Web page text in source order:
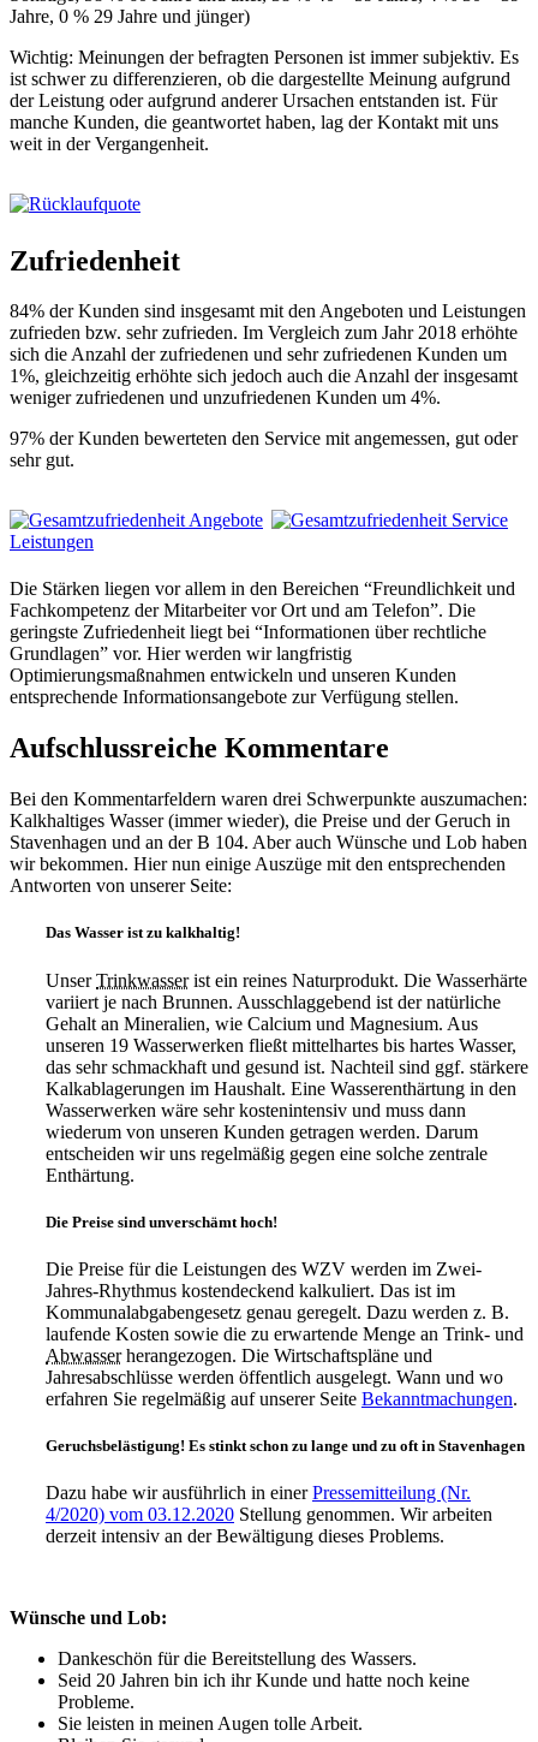
Jahre, 0 % 29 Jahre und jünger)
Wichtig: Meinungen der befragten Personen ist immer subjektiv. Es
ist schwer zu differenzieren, ob die dargestellte Meinung aufgrund
der Leistung oder aufgrund anderer Ursachen entstanden ist. Für
manche Kunden, die geantwortet haben, lag der Kontakt mit uns
weit in der Vergangenheit.
Zufriedenheit
84% der Kunden sind insgesamt mit den Angeboten und Leistungen
zufrieden bzw. sehr zufrieden. Im Vergleich zum Jahr 2018 erhöhte
sich die Anzahl der zufriedenen und sehr zufriedenen Kunden um
1%, gleichzeitig erhöhte sich jedoch auch die Anzahl der insgesamt
weniger zufriedenen und unzufriedenen Kunden um 4%.
97% der Kunden bewerteten den Service mit angemessen, gut oder
sehr gut.
Die Stärken liegen vor allem in den Bereichen “Freundlichkeit und
Fachkompetenz der Mitarbeiter vor Ort und am Telefon”. Die
geringste Zufriedenheit liegt bei “Informationen über rechtliche
Grundlagen” vor. Hier werden wir langfristig
Optimierungsmaßnahmen entwickeln und unseren Kunden
entsprechende Informationsangebote zur Verfügung stellen.
Aufschlussreiche Kommentare
Bei den Kommentarfeldern waren drei Schwerpunkte auszumachen:
Kalkhaltiges Wasser (immer wieder), die Preise und der Geruch in
Stavenhagen und an der B 104. Aber auch Wünsche und Lob haben
wir bekommen. Hier nun einige Auszüge mit den entsprechenden
Antworten von unserer Seite:
Das Wasser ist zu kalkhaltig!
UnserTrinkwasserist ein reines Naturprodukt. Die Wasserhärte
variiert je nach Brunnen. Ausschlaggebend ist der natürliche
Gehalt an Mineralien, wie Calcium und Magnesium. Aus
unseren 19 Wasserwerken fließt mittelhartes bis hartes Wasser,
das sehr schmackhaft und gesund ist. Nachteil sind ggf. stärkere
Kalkablagerungen im Haushalt. Eine Wasserenthärtung in den
Wasserwerken wäre sehr kostenintensiv und muss dann
wiederum von unseren Kunden getragen werden. Darum
entscheiden wir uns regelmäßig gegen eine solche zentrale
Enthärtung.
Die Preise sind unverschämt hoch!
Die Preise für die Leistungen des WZV werden im Zwei-
Jahres-Rhythmus kostendeckend kalkuliert. Das ist im
Kommunalabgabengesetz genau geregelt. Dazu werden z. B.
laufende Kosten sowie die zu erwartende Menge an Trink- und
Abwasserherangezogen. Die Wirtschaftspläne und
Jahresabschlüsse werden öffentlich ausgelegt. Wann und wo
erfahren Sie regelmäßig auf unserer Seite Bekanntmachungen.
Geruchsbelästigung! Es stinkt schon zu lange und zu oft in Stavenhagen
Dazu habe wir ausführlich in einerPressemitteilung (Nr.
4/2020) vom 03.12.2020 Stellung genommen. Wir arbeiten
derzeit intensiv an der Bewältigung dieses Problems.
Wünsche und Lob:
Dankeschön für die Bereitstellung des Wassers.
Seid 20 Jahren bin ich ihr Kunde und hatte noch keine
Probleme.
Sie leisten in meinen Augen tolle Arbeit.